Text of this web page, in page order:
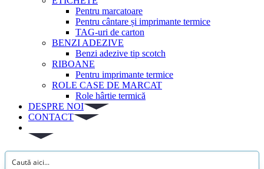
Pentru marcatoare
Pentru cântare și imprimante termice
TAG-uri de carton
BENZI ADEZIVE
Benzi adezive tip scotch
RIBOANE
Pentru imprimante termice
ROLE CASE DE MARCAT
Role hârtie termică
DESPRE NOI
CONTACT